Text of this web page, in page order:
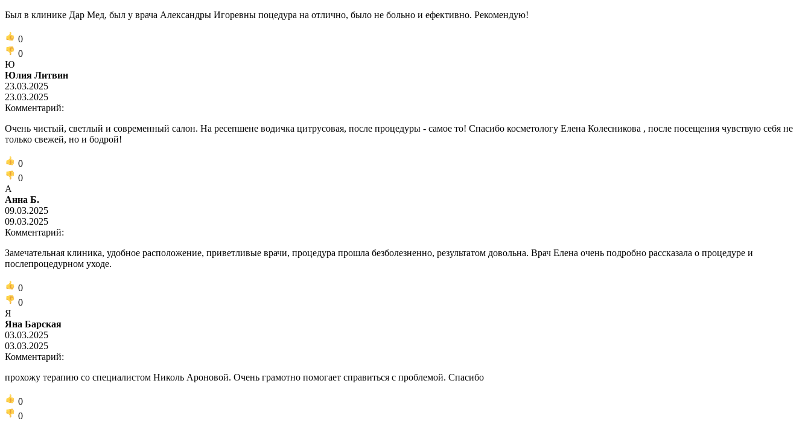
Был в клинике Дар Мед, был у врача Александры Игоревны поцедура на отлично, было не больно и ефективно. Рекомендую!
0
0
Ю
Юлия Литвин
23.03.2025
23.03.2025
Комментарий:
Очень чистый, светлый и современный салон. На ресепшене водичка цитрусовая, после процедуры - самое то! Спасибо косметологу Елена Колесникова , после посещения чувствую себя не
только свежей, но и бодрой!
0
0
А
Анна Б.
09.03.2025
09.03.2025
Комментарий:
Замечательная клиника, удобное расположение, приветливые врачи, процедура прошла безболезненно, результатом довольна. Врач Елена очень подробно рассказала о процедуре и
послепроцедурном уходе.
0
0
Я
Яна Барская
03.03.2025
03.03.2025
Комментарий:
прохожу терапию со специалистом Николь Ароновой. Очень грамотно помогает справиться с проблемой. Спасибо
0
0